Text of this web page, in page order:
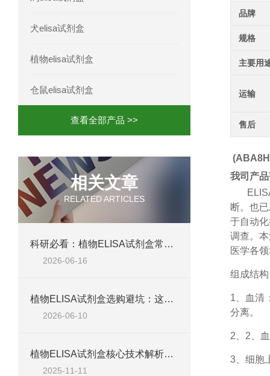
犬elisa试剂盒
植物elisa试剂盒
仓鼠elisa试剂盒
查看全部产品 >>
相关文章
RELATED ARTICLES
科研必看：植物ELISA试剂盒常见失败原因，这六个问题最致命
2026-06-16
植物ELISA试剂盒选购避坑：这五个参数不达标，数据全白测
2026-06-10
植物ELISA试剂盒核心技术解析：如何实现植物激素、蛋白等目标物的高特异性检测？
2025-11-11
品牌
规格
主要用
运输
售后
我司产
断。也
于自动
调查。
医学各
组成结构
1、
血清
分离。
2、 2、
3、细胞